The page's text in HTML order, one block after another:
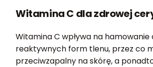
Witamina C dla zdrowej
Witamina C wpływa na hamowanie
reaktywnych form tlenu, przez co
przeciwzapalny na skórę, a